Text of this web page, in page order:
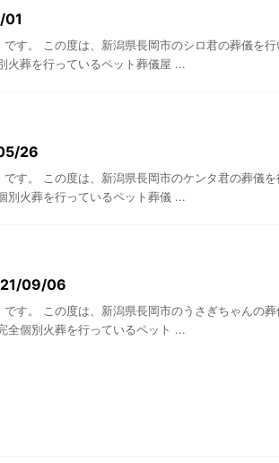
01
す。 この度は、新潟県長岡市のシロ君の葬儀を
火葬を行っているペット葬儀屋 ...
26
す。 この度は、新潟県長岡市のケンタ君の葬儀
別火葬を行っているペット葬儀 ...
09/06
す。 この度は、新潟県長岡市のうさぎちゃんの
全個別火葬を行っているペット ...